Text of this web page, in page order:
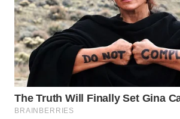
WN
MALUKU
MALUT
WN